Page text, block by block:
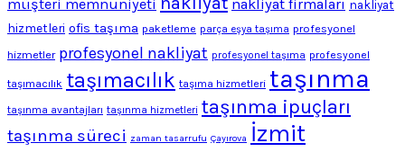
müşteri memnuniyeti nakliyat firmaları nakliyat
hizmetleri ofis taşıma paketleme parça eşya taşıma profesyonel
hizmetler profesyonel nakliyat profesyonel taşıma profesyonel
taşımacılık taşımacılık taşıma hizmetleri taşınma
taşınma avantajları taşınma hizmetleri taşınma ipuçları
taşınma süreci zaman tasarrufu Çayırova İzmit